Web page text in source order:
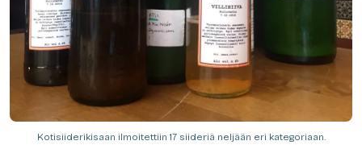
Kotisiiderikisaan ilmoitettiin 17 siideriä neljään eri kategoriaan.